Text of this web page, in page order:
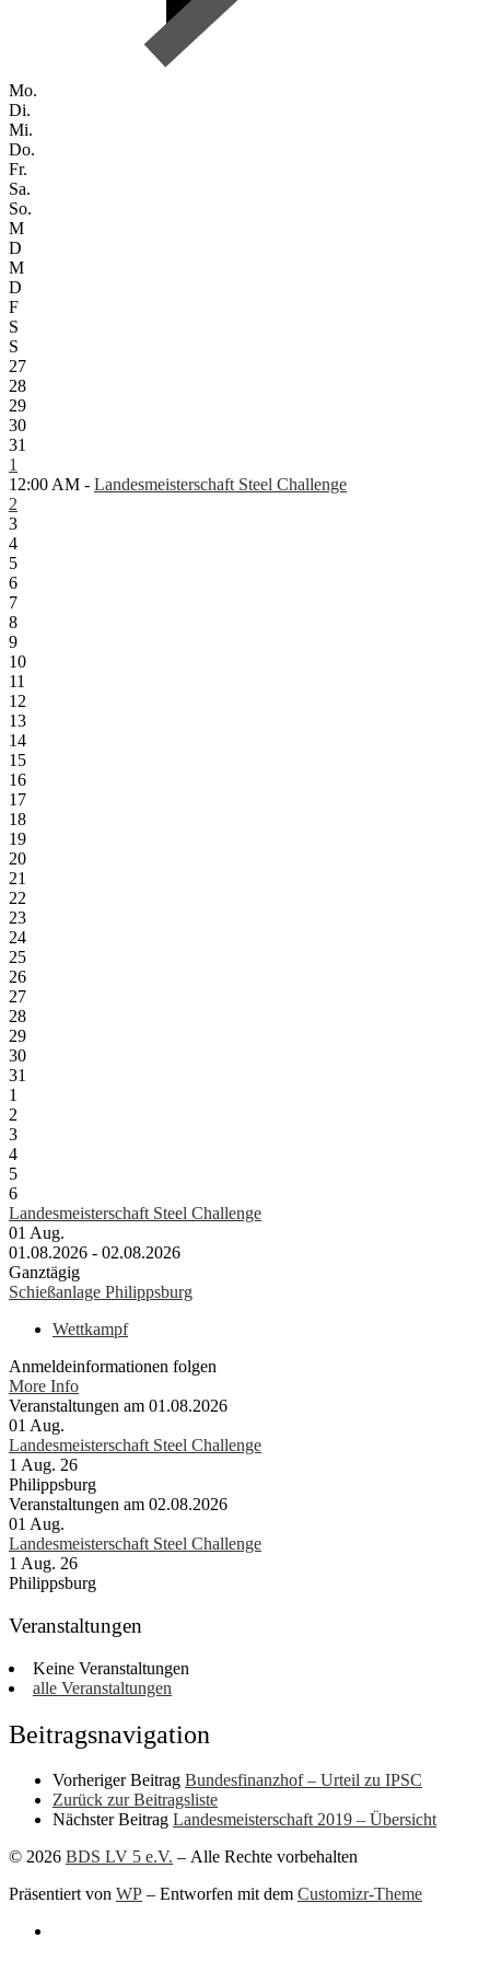
Mo.
Di.
Mi.
Do.
Fr.
Sa.
So.
M
D
M
D
F
S
S
27
28
29
30
31
1
12:00 AM - Landesmeisterschaft Steel Challenge
2
3
4
5
6
7
8
9
10
11
12
13
14
15
16
17
18
19
20
21
22
23
24
25
26
27
28
29
30
31
1
2
3
4
5
6
Landesmeisterschaft Steel Challenge
01 Aug.
01.08.2026 - 02.08.2026
Ganztägig
Schießanlage Philippsburg
Wettkampf
Anmeldeinformationen folgen
More Info
Veranstaltungen am 01.08.2026
01 Aug.
Landesmeisterschaft Steel Challenge
1 Aug. 26
Philippsburg
Veranstaltungen am 02.08.2026
01 Aug.
Landesmeisterschaft Steel Challenge
1 Aug. 26
Philippsburg
Veranstaltungen
Keine Veranstaltungen
alle Veranstaltungen
Beitragsnavigation
Vorheriger Beitrag Bundesfinanzhof – Urteil zu IPSC
Zurück zur Beitragsliste
Nächster Beitrag Landesmeisterschaft 2019 – Übersicht
© 2026 BDS LV 5 e.V. – Alle Rechte vorbehalten
Präsentiert von WP – Entworfen mit dem Customizr-Theme